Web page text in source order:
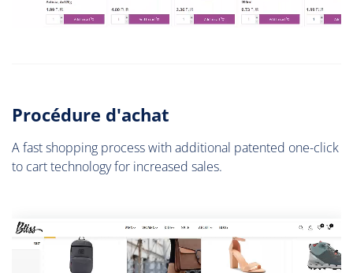
Procédure d'achat
A fast shopping process with additional patented one-click
to cart technology for increased sales.